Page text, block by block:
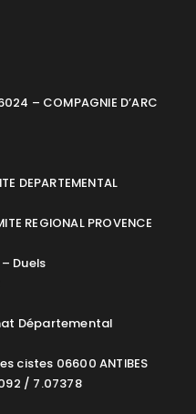
– COMPAGNIE D’ARC
DEPARTEMENTAL
REGIONAL PROVENCE
Duels
Départemental
cistes 06600 ANTIBES
/ 7.07378